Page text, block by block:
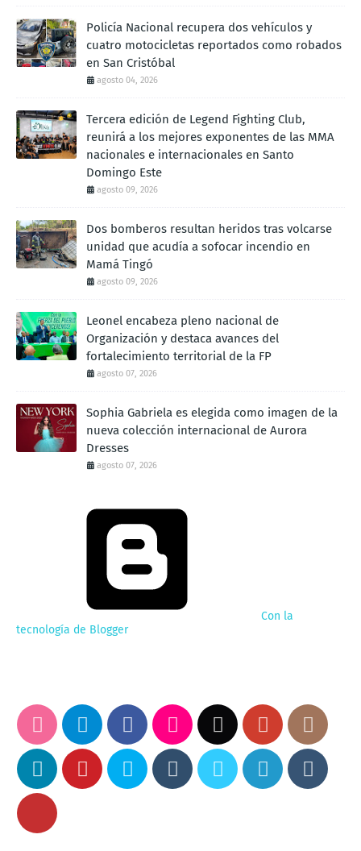
Policía Nacional recupera dos vehículos y
cuatro motocicletas reportados como robados
en San Cristóbal
agosto 04, 2026
Tercera edición de Legend Fighting Club,
reunirá a los mejores exponentes de las MMA
nacionales e internacionales en Santo
Domingo Este
agosto 09, 2026
Dos bomberos resultan heridos tras volcarse
unidad que acudía a sofocar incendio en
Mamá Tingó
agosto 09, 2026
Leonel encabeza pleno nacional de
Organización y destaca avances del
fortalecimiento territorial de la FP
agosto 07, 2026
Sophia Gabriela es elegida como imagen de la
nueva colección internacional de Aurora
Dresses
agosto 07, 2026
Con la
tecnología de Blogger